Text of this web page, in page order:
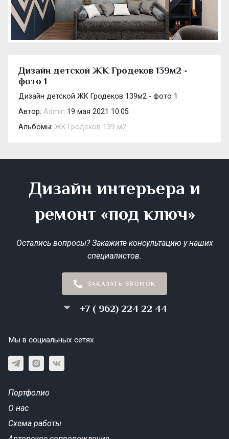
Дизайн детской ЖК Гродеков 139м2 -
фото 1
Дизайн детской ЖК Гродеков 139м2 - фото 1
Автор: Admin 19 мая 2021 10:05
Альбомы: ЖК Гродеков 139 м2
Дизайн интерьера и
ремонт «под ключ»
Остались вопросы? Закажите консультацию у наших
специалистов.
ЗАКАЗАТЬ ЗВОНОК
+7 ( 962) 224 22 44
Мы в социальных сетях
Портфолио
О нас
Схема работы